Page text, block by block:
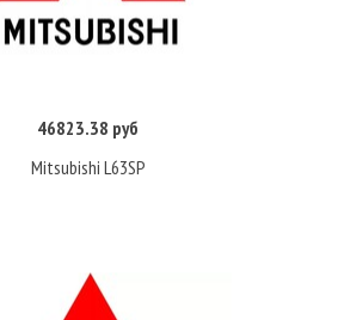
Купить
46823.38 руб
Mitsubishi L63SP